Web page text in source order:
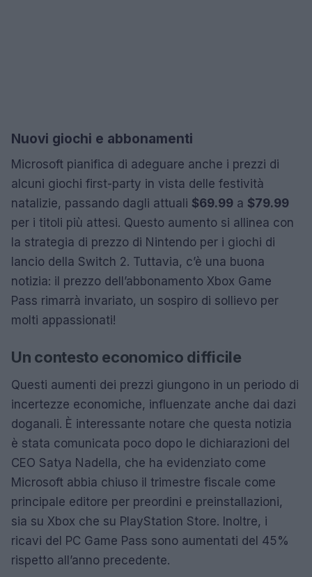
Nuovi giochi e abbonamenti
Microsoft pianifica di adeguare anche i prezzi di
alcuni giochi first-party in vista delle festività
natalizie, passando dagli attuali $69.99 a $79.99
per i titoli più attesi. Questo aumento si allinea con
la strategia di prezzo di Nintendo per i giochi di
lancio della Switch 2. Tuttavia, c’è una buona
notizia: il prezzo dell’abbonamento Xbox Game
Pass rimarrà invariato, un sospiro di sollievo per
molti appassionati!
Un contesto economico difficile
Questi aumenti dei prezzi giungono in un periodo di
incertezze economiche, influenzate anche dai dazi
doganali. È interessante notare che questa notizia
è stata comunicata poco dopo le dichiarazioni del
CEO Satya Nadella, che ha evidenziato come
Microsoft abbia chiuso il trimestre fiscale come
principale editore per preordini e preinstallazioni,
sia su Xbox che su PlayStation Store. Inoltre, i
ricavi del PC Game Pass sono aumentati del 45%
rispetto all’anno precedente.